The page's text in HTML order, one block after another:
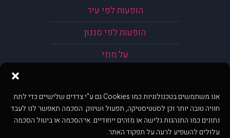
אנו משתמשים בטכנולוגיות כמו Cookies גם ע"י צדדים שלישיים כדי לתת
חוויה טובה יותר וכן לסטטיסטיקה, תפעול ושיווק. הסכמה תאפשר לנו לעבד
נתונים כמו התנהגות גלישה או מזהים ייחודיים. אי־הסכמה או ביטול הסכמה
עלולים להשפיע לרעה על תפקוד האתר.
הופעות לפי עיר
הופעות לפי סגנון
על מוזי